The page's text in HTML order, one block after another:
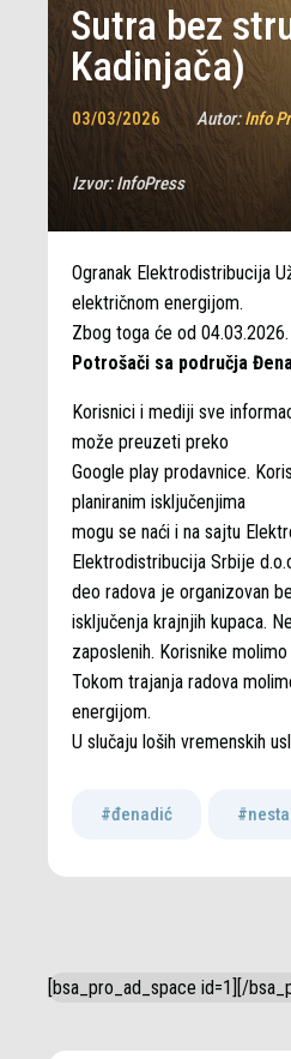
Sutra bez
Kadinjača)
03/03/2026 Autor:Info
Izvor:InfoPress
Ogranak Elektrodistribucija
električnom energijom.
Zbog toga će od
Potrošači sa područja
Korisnici i mediji sve
može preuzeti preko
Google play prodavnice.
planiranim isključenjima
mogu se naći i na sajtu
Elektrodistribucija Srbije
deo radova je organizovan
isključenja krajnjih kupaca.
zaposlenih. Korisnike
Tokom trajanja radova
energijom.
U slučaju loših vremenskih
#đenadić
[bsa_pro_ad_space id=1][/